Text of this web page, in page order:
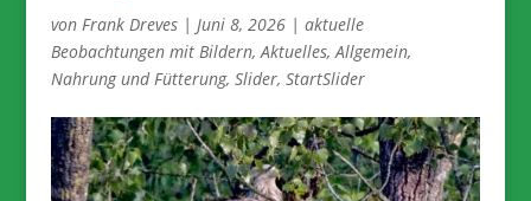
von Frank Dreves| Juni 8, 2026| aktuelle
Beobachtungen mit Bildern,Aktuelles,Allgemein,
Nahrung und Fütterung, Slider, StartSlider